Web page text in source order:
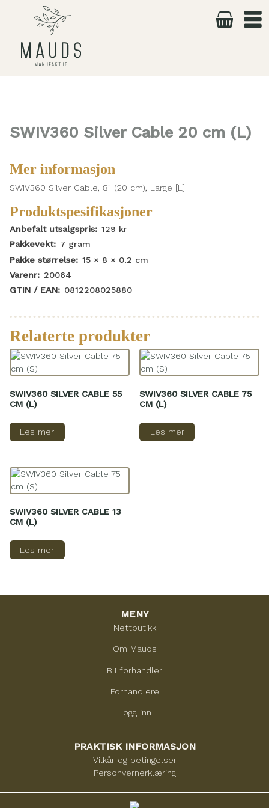
SWIV360 Silver Cable 20 cm (L)
Mer informasjon
SWIV360 Silver Cable, 8″ (20 cm), Large [L]
Produktspesifikasjoner
Anbefalt utsalgspris: 129 kr
Pakkevekt: 7 gram
Pakke størrelse: 15 × 8 × 0.2 cm
Varenr: 20064
GTIN / EAN: 0812208025880
Relaterte produkter
SWIV360 SILVER CABLE 55
CM (L)
Les mer
SWIV360 SILVER CABLE 75
CM (L)
Les mer
SWIV360 SILVER CABLE 13
CM (L)
Les mer
MENY
Nettbutikk
Om Mauds
Bli forhandler
Forhandlere
Logg inn
PRAKTISK INFORMASJON
Vilkår og betingelser
Personvernerklæring